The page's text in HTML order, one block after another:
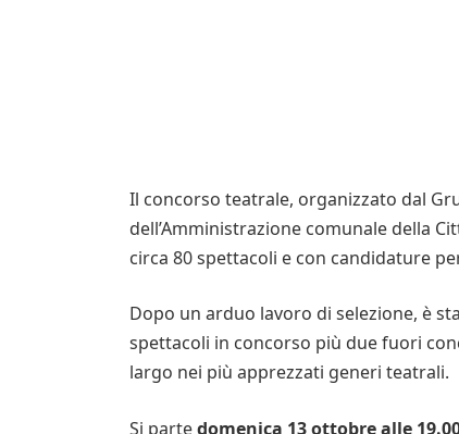
Il concorso teatrale, organizzato dal
dell’Amministrazione comunale della
circa 80 spettacoli e con candidature
Dopo un arduo lavoro di selezione, è
spettacoli in concorso più due fuori
largo nei più apprezzati generi teatrali.
Si partedomenica 13 ottobre alle